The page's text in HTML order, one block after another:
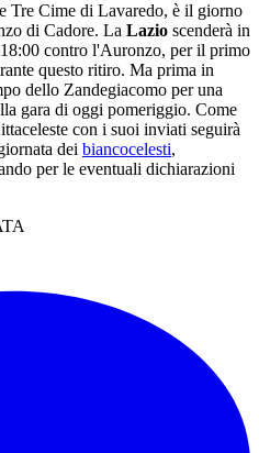
Tre Cime di Lavaredo, è il giorno
di Cadore. La Lazio scenderà in
contro l'Auronzo, per il primo
questo ritiro. Ma prima in
dello Zandegiacomo per una
gara di oggi pomeriggio. Come
con i suoi inviati seguirà
dei biancocelesti,
per le eventuali dichiarazioni